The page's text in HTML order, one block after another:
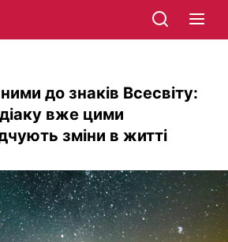
до знаків Всесвіту:
вже цими
зміни в житті